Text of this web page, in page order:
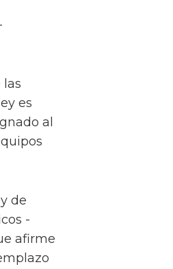
las
es
al
de
-
afirme